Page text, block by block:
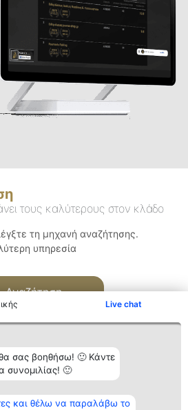
Live chat
σας βοηθήσω! 🙂 Κάντε
συνομιλίας! 🙂
και θέλω να παραλάβω το
τους καλύτερους στον κλάδο
τη μηχανή αναζήτησης.
υπηρεσία
Αναζήτηση
Κατάταξη
Διακριθέντες
Επικοινωνία
Επικοινωνία